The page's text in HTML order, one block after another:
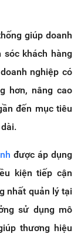
giúp doanh
khách hàng
nghiệp có
hơn, nâng cao
đến mục tiêu
được áp dụng
kiện tiếp cận
nhất quản lý tại
sử dụng mô
thương hiệu